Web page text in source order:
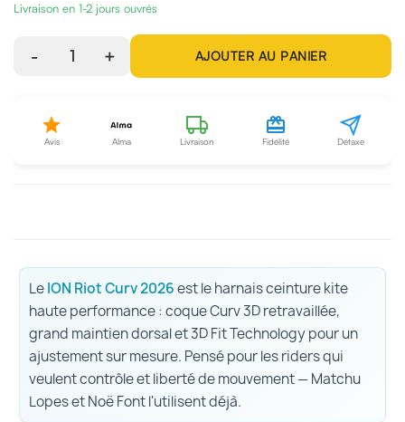
Livraison en 1-2 jours ouvrés
- 1 + AJOUTER AU PANIER
Avis Alma Livraison Fidélité Détaxe
LeION Riot Curv 2026est le harnais ceinture kite
haute performance : coque Curv 3D retravaillée,
grand maintien dorsal et 3D Fit Technology pour un
ajustement sur mesure. Pensé pour les riders qui
veulent contrôle et liberté de mouvement — Matchu
Lopes et Noë Font l'utilisent déjà.